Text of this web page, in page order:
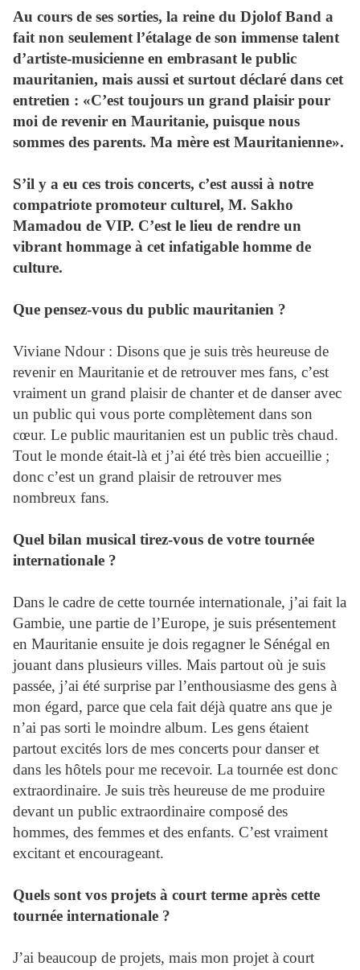
Au cours de ses sorties, la reine du Djolof Band a
fait non seulement l’étalage de son immense talent
d’artiste-musicienne en embrasant le public
mauritanien, mais aussi et surtout déclaré dans cet
entretien : «C’est toujours un grand plaisir pour
moi de revenir en Mauritanie, puisque nous
sommes des parents. Ma mère est Mauritanienne».
S’il y a eu ces trois concerts, c’est aussi à notre
compatriote promoteur culturel, M. Sakho
Mamadou de VIP. C’est le lieu de rendre un
vibrant hommage à cet infatigable homme de
culture.
Que pensez-vous du public mauritanien ?
Viviane Ndour : Disons que je suis très heureuse de
revenir en Mauritanie et de retrouver mes fans, c’est
vraiment un grand plaisir de chanter et de danser avec
un public qui vous porte complètement dans son
cœur. Le public mauritanien est un public très chaud.
Tout le monde était-là et j’ai été très bien accueillie ;
donc c’est un grand plaisir de retrouver mes
nombreux fans.
Quel bilan musical tirez-vous de votre tournée
internationale ?
Dans le cadre de cette tournée internationale, j’ai fait la
Gambie, une partie de l’Europe, je suis présentement
en Mauritanie ensuite je dois regagner le Sénégal en
jouant dans plusieurs villes. Mais partout où je suis
passée, j’ai été surprise par l’enthousiasme des gens à
mon égard, parce que cela fait déjà quatre ans que je
n’ai pas sorti le moindre album. Les gens étaient
partout excités lors de mes concerts pour danser et
dans les hôtels pour me recevoir. La tournée est donc
extraordinaire. Je suis très heureuse de me produire
devant un public extraordinaire composé des
hommes, des femmes et des enfants. C’est vraiment
excitant et encourageant.
Quels sont vos projets à court terme après cette
tournée internationale ?
J’ai beaucoup de projets, mais mon projet à court